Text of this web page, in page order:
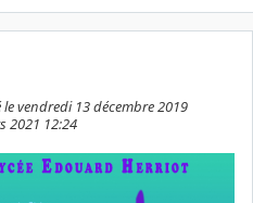
vendredi 13 décembre 2019
2021 12:24